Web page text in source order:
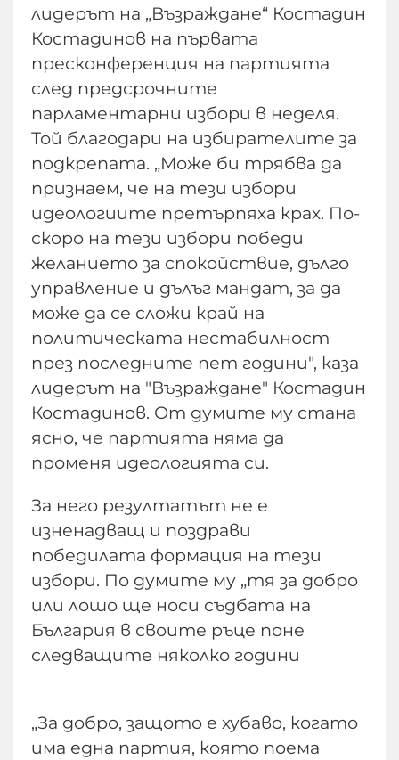
лидерът на „Възраждане“ Костадин
Костадинов на първата
пресконференция на партията
след предсрочните
парламентарни избори в неделя.
Той благодари на избирателите за
подкрепата. „Може би трябва да
признаем, че на тези избори
идеологиите претърпяха крах. По-
скоро на тези избори победи
желанието за спокойствие, дълго
управление и дълъг мандат, за да
може да се сложи край на
политическата нестабилност
през последните пет години", каза
лидерът на "Възраждане" Костадин
Костадинов. От думите му стана
ясно, че партията няма да
променя идеологията си.
За него резултатът не е
изненадващ и поздрави
победилата формация на тези
избори. По думите му „тя за добро
или лошо ще носи съдбата на
България в своите ръце поне
следващите няколко години
„За добро, защото е хубаво, когато
има една партия, която поема